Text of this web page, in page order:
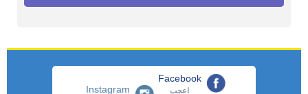
Facebook
اعجب Instagram